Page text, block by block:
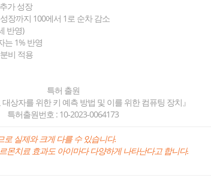
가 성장
장까지 100에서 1로 순차 감소
반영)
는 1% 반영
비 적용
특허 출원
대상자를 위한 키 예측 방법 및 이를 위한 컴퓨팅 장치』
특허출원번호 : 10-2023-0064173
실제와 크게 다를 수 있습니다.
몬치료 효과도 아이마다 다양하게 나타난다고 합니다.